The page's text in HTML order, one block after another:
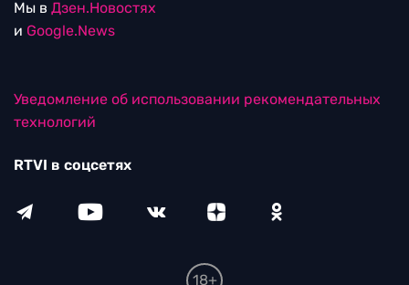
Мы в Дзен.Новостях
и Google.News
Уведомление об использовании рекомендательных
технологий
RTVI в соцсетях
18+